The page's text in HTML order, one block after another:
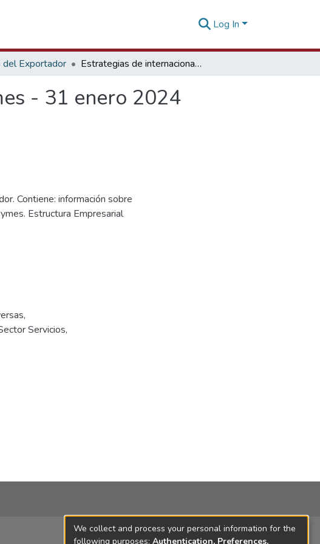
Log In
del Exportador Estrategias de internacionalización de las Pymes - 31 enero 2024
- 31 enero 2024
Contiene: información sobre
Estructura Empresarial
,
Servicios,
We collect and process your personal information for the
following purposes: Authentication, Preferences,